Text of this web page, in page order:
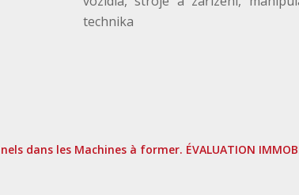
technika
dans les Machines à former. ÉVALUATION